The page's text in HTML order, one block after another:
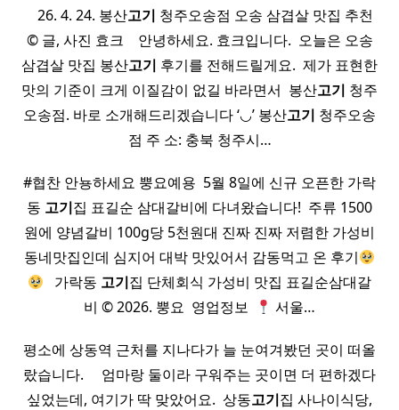
​ ​ ​ 26. 4. 24. 봉산고기 청주오송점 오송 삼겹살 맛집 추천
© 글, 사진 효크 ​ ​ ​ 안녕하세요. 효크입니다. ​ 오늘은 오송
삼겹살 맛집 봉산고기 후기를 전해드릴게요. ​ 제가 표현한
맛의 기준이 크게 이질감이 없길 바라면서 ​ 봉산고기 청주
오송점. 바로 소개해드리겠습니다 ‘◡’ 봉산고기 청주오송
점 주 소: 충북 청주시…
#협찬 안뇽하세요 뿡요예용 ​ 5월 8일에 신규 오픈한 가락
동 고기집 표길순 삼대갈비에 다녀왔습니다! ​ 주류 1500
원에 양념갈비 100g당 5천원대 진짜 진짜 저렴한 가성비
동네맛집인데 심지어 대박 맛있어서 감동먹고 온 후기
​ ​ 가락동 고기집 단체회식 가성비 맛집 표길순삼대갈
비 © 2026. 뿡요 ​ 영업정보 ​
서울…
평소에 상동역 근처를 지나다가 늘 눈여겨봤던 곳이 떠올
랐습니다. ​ ​ ​ ​ 엄마랑 둘이라 구워주는 곳이면 더 편하겠다
싶었는데, 여기가 딱 맞았어요. ​ 상동고기집 사나이식당,